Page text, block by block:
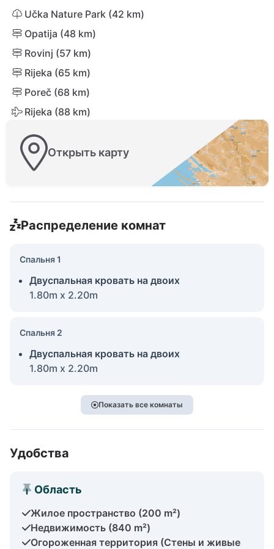
Učka Nature Park (42 km)
Opatija (48 km)
Rovinj (57 km)
Rijeka (65 km)
Poreč (68 km)
Rijeka (88 km)
Открыть карту
Распределение комнат
Спальня 1
Двуспальная кровать на двоих
1.80m x 2.20m
Спальня 2
Двуспальная кровать на двоих
1.80m x 2.20m
Показать все комнаты
Удобства
Область
Жилое пространство (200 m²)
Недвижимость (840 m²)
Огороженная территория (Стены и живые